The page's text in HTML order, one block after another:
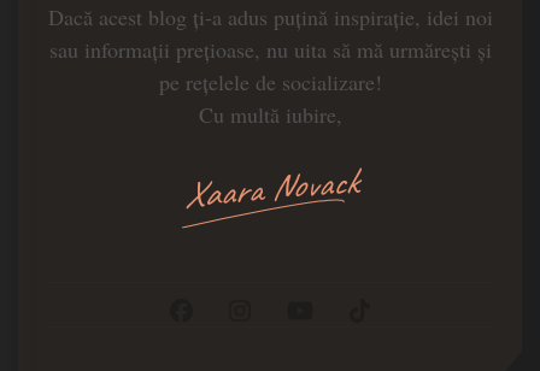
Dacă acest blog ți-a adus puțină inspirație, idei noi
sau informații prețioase, nu uita să mă urmărești și
pe rețelele de socializare!
Cu multă iubire,
Xaara Novack